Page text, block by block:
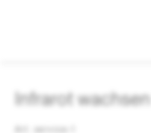
Infrarot wachsen